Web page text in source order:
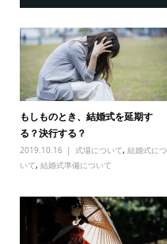
もしものとき、結婚式を延期す
る？決行する？
2019.10.16 式場について, 結婚式につ
いて, 結婚式準備について